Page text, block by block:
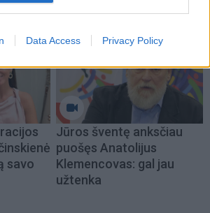
Data Access Privacy Policy
savo
Jūros šventę anksčiau
puošęs Anatolijus
Klemencovas: gal jau
užtenka